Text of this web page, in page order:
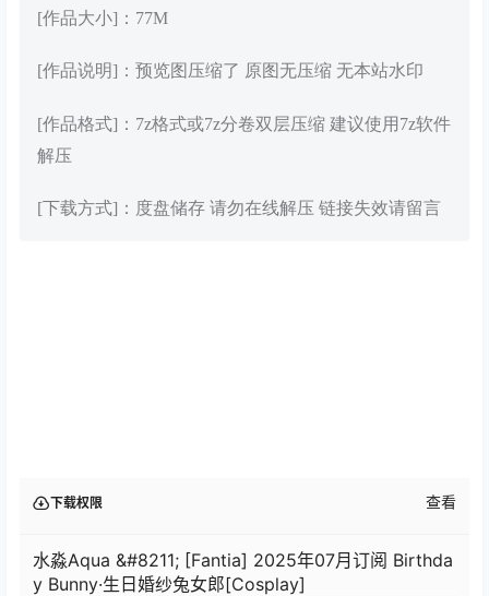
[作品大小]：77M
[作品说明]：预览图压缩了 原图无压缩 无本站水印
[作品格式]：7z格式或7z分卷双层压缩 建议使用7z软件
解压
[下载方式]：度盘储存 请勿在线解压 链接失效请留言
下载权限 查看
水淼Aqua &#8211; [Fantia] 2025年07月订阅 Birthda
y Bunny·生日婚纱兔女郎[Cosplay]